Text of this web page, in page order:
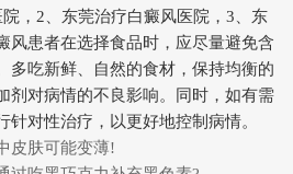
院，2、东莞治疗白癜风医院，3、东
风患者在选择食品时，应尽量避免含
多吃新鲜、自然的食材，保持均衡的
剂对病情的不良影响。同时，如有需
对性治疗，以更好地控制病情。
皮肤可能变薄!